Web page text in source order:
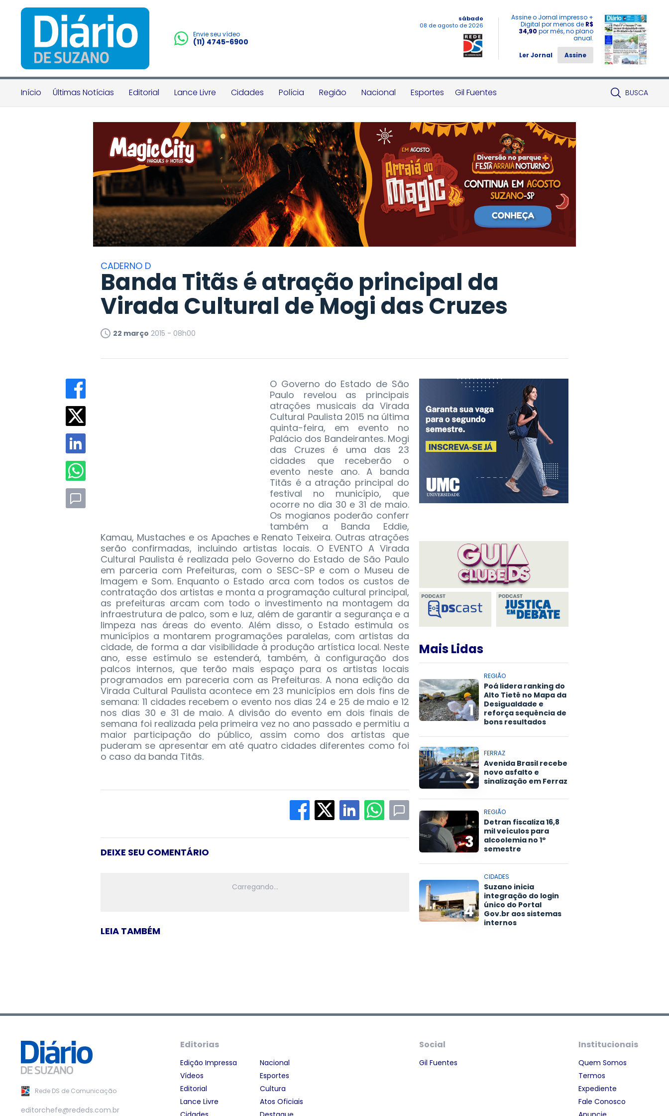
Envie seu vídeo
(11) 4745-6900
sábado
08 de agosto de 2026
Assine o Jornal impresso +
Digital por menos de R$
34,90 por mês, no plano
anual.
Ler Jornal
Assine
Início Últimas Notícias Editorial Lance Livre Cidades Polícia Região Nacional Esportes Gil Fuentes BUSCA
CADERNO D
Banda Titãs é atração principal da
Virada Cultural de Mogi das Cruzes
22 março 2015 - 08h00
O Governo do Estado de São
Paulo revelou as principais
atrações musicais da Virada
Cultural Paulista 2015 na última
quinta-feira, em evento no
Palácio dos Bandeirantes. Mogi
das Cruzes é uma das 23
cidades que receberão o
evento neste ano. A banda
Titãs é a atração principal do
festival no município, que
ocorre no dia 30 e 31 de maio.
Os mogianos poderão conferr
também a Banda Eddie,
Kamau, Mustaches e os Apaches e Renato Teixeira. Outras atrações
serão confirmadas, incluindo artistas locais. O EVENTO A Virada
Cultural Paulista é realizada pelo Governo do Estado de São Paulo
em parceria com Prefeituras, com o SESC-SP e com o Museu de
Imagem e Som. Enquanto o Estado arca com todos os custos de
contratação dos artistas e monta a programação cultural principal,
as prefeituras arcam com todo o investimento na montagem da
infraestrutura de palco, som e luz, além de garantir a segurança e a
limpeza nas áreas do evento. Além disso, o Estado estimula os
municípios a montarem programações paralelas, com artistas da
cidade, de forma a dar visibilidade à produção artística local. Neste
ano, esse estímulo se estenderá, também, à configuração dos
palcos internos, que terão mais espaço para os artistas locais
programados em pareceria com as Prefeituras. A nona edição da
Virada Cultural Paulista acontece em 23 municípios em dois fins de
semana: 11 cidades recebem o evento nos dias 24 e 25 de maio e 12
nos dias 30 e 31 de maio. A divisão do evento em dois finais de
semana foi realizada pela primeira vez no ano passado e permitiu a
maior participação do público, assim como dos artistas que
puderam se apresentar em até quatro cidades diferentes como foi
o caso da banda Titãs.
DEIXE SEU COMENTÁRIO
LEIA TAMBÉM
Mais Lidas
1
REGIÃO
Poá lidera ranking do
Alto Tietê no Mapa da
Desigualdade e
reforça sequência de
bons resultados
2
FERRAZ
Avenida Brasil recebe
novo asfalto e
sinalização em Ferraz
3
REGIÃO
Detran fiscaliza 16,8
mil veículos para
alcoolemia no 1º
semestre
4
CIDADES
Suzano inicia
integração do login
único do Portal
Gov.br aos sistemas
internos
Rede DS de Comunicação
editorchefe@rededs.com.br
Editorias
Edição Impressa
Vídeos
Editorial
Lance Livre
Nacional
Esportes
Cultura
Atos Oficiais
Social
Gil Fuentes
Institucionais
Quem Somos
Termos
Expediente
Fale Conosco